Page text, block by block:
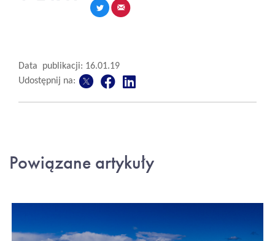
Data publikacji: 16.01.19
Udostępnij na:
Powiązane artykuły